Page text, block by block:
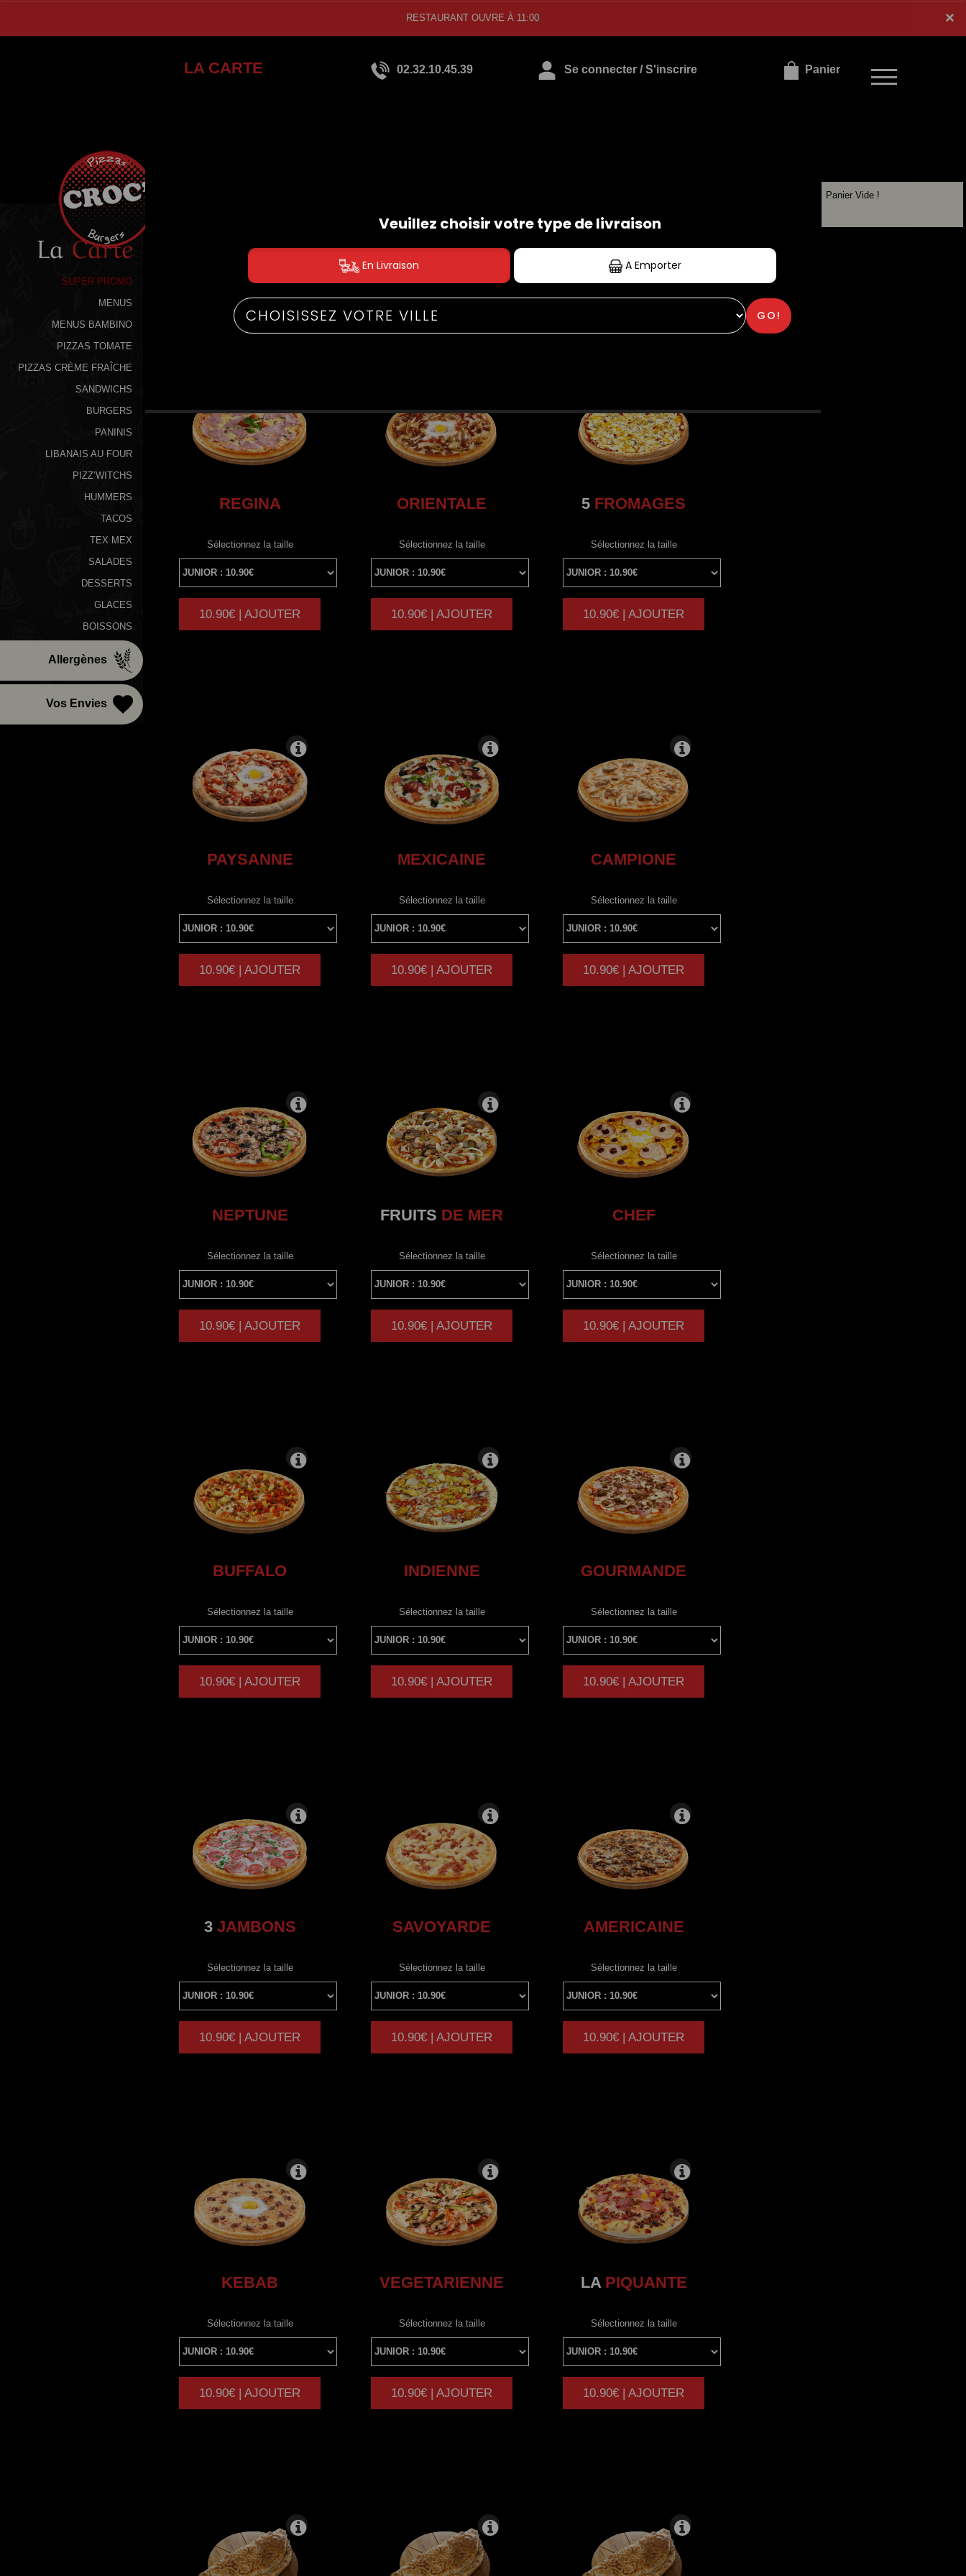
×
RESTAURANT OUVRE À 1
LA CARTE 02.32.10.45.39 Se connecter / S'inscrire Panier
×
La Carte
SUPER PROMO
MENUS
MENUS BAMBINO
PIZZAS TOMATE
PIZZAS CRÈME FRAÎCHE
SANDWICHS
BURGERS
PANINIS
LIBANAIS AU FOUR
PIZZ’WITCHS
HUMMERS
TACOS
TEX MEX
SALADES
DESSERTS
GLACES
BOISSONS
Allergènes
Vos Envies
PIZZAS TOMATE
REGINA
Sélectionnez la taille
|
10.90€ | AJOUTER
ORIENTALE
Sélectionnez la taille
|
10.90€ | AJOUTER
5 FROMAGES
Sélectionnez la taille
|
10.90€ | AJOUTER
PAYSANNE
Sélectionnez la taille
|
10.90€ | AJOUTER
MEXICAINE
Sélectionnez la taille
|
10.90€ | AJOUTER
CAMPIONE
Sélectionnez la taille
|
10.90€ | AJOUTER
NEPTUNE
Sélectionnez la taille
|
10.90€ | AJOUTER
FRUITS DE MER
Sélectionnez la taille
|
10.90€ | AJOUTER
CHEF
Sélectionnez la taille
|
10.90€ | AJOUTER
BUFFALO
Sélectionnez la taille
|
10.90€ | AJOUTER
INDIENNE
Sélectionnez la taille
|
10.90€ | AJOUTER
GOURMANDE
Sélectionnez la taille
|
10.90€ | AJOUTER
3JAMBONS
Sélectionnez la taille
|
10.90€ | AJOUTER
SAVOYARDE
Sélectionnez la taille
|
10.90€ | AJOUTER
AMERICAINE
Sélectionnez la taille
|
10.90€ | AJOUTER
KEBAB
Sélectionnez la taille
|
10.90€ | AJOUTER
VEGETARIENNE
Sélectionnez la taille
|
10.90€ | AJOUTER
LAPIQUANTE
Sélectionnez la taille
|
10.90€ | AJOUTER
Panier Vide !